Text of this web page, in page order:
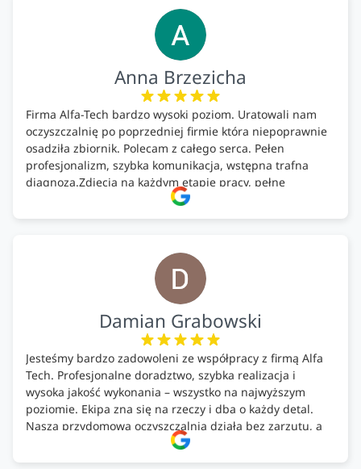
Anna Brzezicha
Firma Alfa-Tech bardzo wysoki poziom. Uratowali nam
oczyszczalnię po poprzedniej firmie która niepoprawnie
osadziła zbiornik. Polecam z całego serca. Pełen
profesjonalizm, szybka komunikacja, wstępna trafna
diagnoza.Zdjęcia na każdym etapie pracy, pełne
doradztwo.Dobrze wyszkoleni i znający się na rzeczy.
Podsumowując ekipa na wysokim poziomie, rzetelna.
Damian Grabowski
Jesteśmy bardzo zadowoleni ze współpracy z firmą Alfa
Tech. Profesjonalne doradztwo, szybka realizacja i
wysoka jakość wykonania – wszystko na najwyższym
poziomie. Ekipa zna się na rzeczy i dba o każdy detal.
Nasza przydomowa oczyszczalnia działa bez zarzutu, a
całość została wykonana zgodnie z terminem i
ustaleniami. Z czystym sumieniem polecamy Alfa Tech